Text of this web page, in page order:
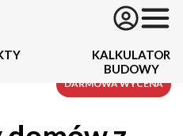
KALKULATOR
BUDOWY
DARMOWA WYCENA